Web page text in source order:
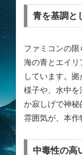
青を基調と
ファミコンの
海の青とエイリ
しています。
様子や、水中を
か寂しげで神秘
雰囲気が、本作
中毒性の高